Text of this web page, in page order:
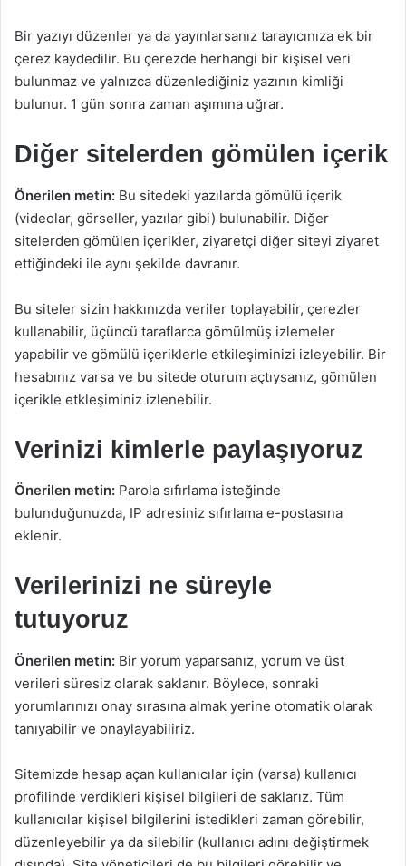
Bir yazıyı düzenler ya da yayınlarsanız tarayıcınıza ek bir
çerez kaydedilir. Bu çerezde herhangi bir kişisel veri
bulunmaz ve yalnızca düzenlediğiniz yazının kimliği
bulunur. 1 gün sonra zaman aşımına uğrar.
Diğer sitelerden gömülen içerik
Önerilen metin: Bu sitedeki yazılarda gömülü içerik
(videolar, görseller, yazılar gibi) bulunabilir. Diğer
sitelerden gömülen içerikler, ziyaretçi diğer siteyi ziyaret
ettiğindeki ile aynı şekilde davranır.
Bu siteler sizin hakkınızda veriler toplayabilir, çerezler
kullanabilir, üçüncü taraflarca gömülmüş izlemeler
yapabilir ve gömülü içeriklerle etkileşiminizi izleyebilir. Bir
hesabınız varsa ve bu sitede oturum açtıysanız, gömülen
içerikle etkleşiminiz izlenebilir.
Verinizi kimlerle paylaşıyoruz
Önerilen metin: Parola sıfırlama isteğinde
bulunduğunuzda, IP adresiniz sıfırlama e-postasına
eklenir.
Verilerinizi ne süreyle
tutuyoruz
Önerilen metin: Bir yorum yaparsanız, yorum ve üst
verileri süresiz olarak saklanır. Böylece, sonraki
yorumlarınızı onay sırasına almak yerine otomatik olarak
tanıyabilir ve onaylayabiliriz.
Sitemizde hesap açan kullanıcılar için (varsa) kullanıcı
profilinde verdikleri kişisel bilgileri de saklarız. Tüm
kullanıcılar kişisel bilgilerini istedikleri zaman görebilir,
düzenleyebilir ya da silebilir (kullanıcı adını değiştirmek